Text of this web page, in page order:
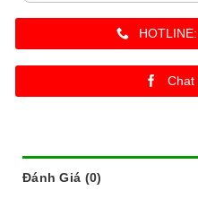
Chat
Đánh Giá (0)